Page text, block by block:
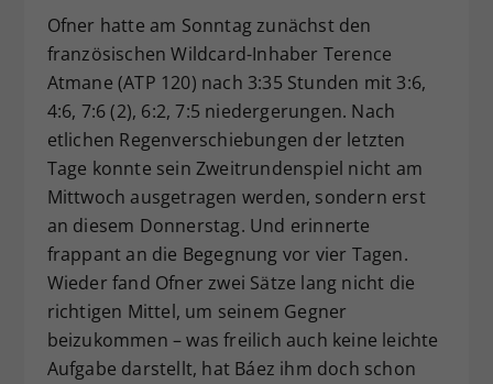
Ofner hatte am Sonntag zunächst den
französischen Wildcard-Inhaber Terence
Atmane (ATP 120) nach 3:35 Stunden mit 3:6,
4:6, 7:6 (2), 6:2, 7:5 niedergerungen. Nach
etlichen Regenverschiebungen der letzten
Tage konnte sein Zweitrundenspiel nicht am
Mittwoch ausgetragen werden, sondern erst
an diesem Donnerstag. Und erinnerte
frappant an die Begegnung vor vier Tagen.
Wieder fand Ofner zwei Sätze lang nicht die
richtigen Mittel, um seinem Gegner
beizukommen – was freilich auch keine leichte
Aufgabe darstellt, hat Báez ihm doch schon